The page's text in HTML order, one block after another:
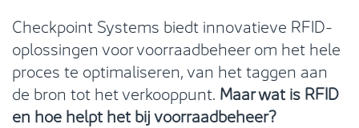
Checkpoint Systems biedt innovatieve RFID-
oplossingen voor voorraadbeheer om het hele
proces te optimaliseren, van het taggen aan
de bron tot het verkooppunt. Maar wat is RFID
en hoe helpt het bij voorraadbeheer?